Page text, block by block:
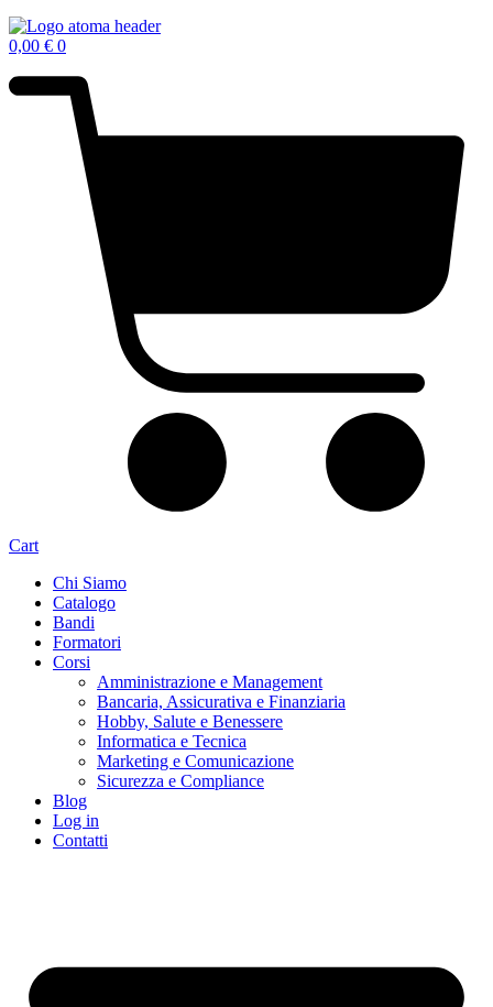
0,00 € 0
Cart
Chi Siamo
Catalogo
Bandi
Formatori
Corsi
Amministrazione e Management
Bancaria, Assicurativa e Finanziaria
Hobby, Salute e Benessere
Informatica e Tecnica
Marketing e Comunicazione
Sicurezza e Compliance
Blog
Log in
Contatti